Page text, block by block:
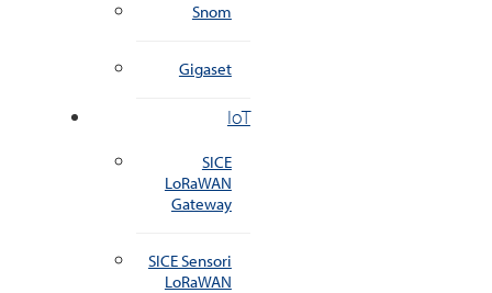
Snom
Gigaset
IoT
SICE
LoRaWAN
Gateway
SICE Sensori
LoRaWAN